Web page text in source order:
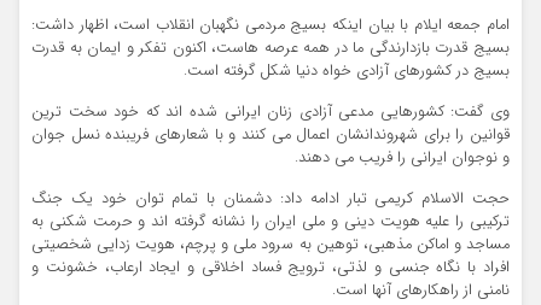
امام جمعه ایلام با بیان اینکه بسیج مردمی نگهبان انقلاب است، اظهار داشت:
بسیج قدرت بازدارندگی ما در همه عرصه هاست، اکنون تفکر و ایمان به قدرت
بسیج در کشورهای آزادی خواه دنیا شکل گرفته است.
وی گفت: کشورهایی مدعی آزادی زنان ایرانی شده اند که خود سخت ترین
قوانین را برای شهروندانشان اعمال می کنند و با شعارهای فریبنده نسل جوان
و نوجوان ایرانی را فریب می دهند.
حجت الاسلام کریمی تبار ادامه داد: دشمنان با تمام توان خود یک جنگ
ترکیبی را علیه هویت دینی و ملی ایران را نشانه گرفته اند و حرمت شکنی به
مساجد و اماکن مذهبی، توهین به سرود ملی و پرچم، هویت زدایی شخصیتی
افراد با نگاه جنسی و لذتی، ترویج فساد اخلاقی و ایجاد ارعاب، خشونت و
نامنی از راهکارهای آنها است.